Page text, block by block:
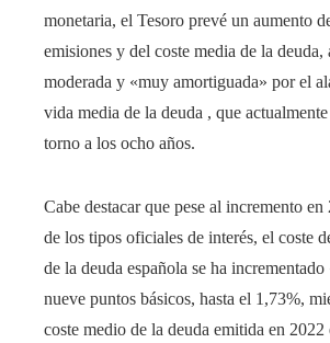
monetaria, el Tesoro prevé un aumento
emisiones y del coste media de la deuda,
moderada y «muy amortiguada» por el
vida media de la deuda , que
torno a los ocho años.
Cabe destacar que pese al incremento en
de los tipos oficiales de interés, el coste
de la deuda española se ha
nueve puntos básicos, hasta el 1,73%,
coste medio de la deuda emitida en 2022